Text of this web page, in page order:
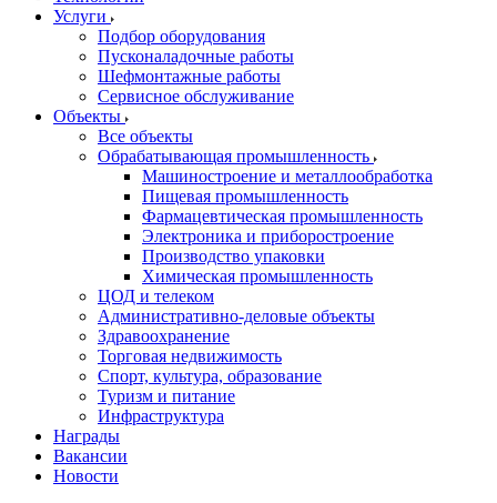
Услуги
Подбор оборудования
Пусконаладочные работы
Шефмонтажные работы
Сервисное обслуживание
Объекты
Все объекты
Обрабатывающая промышленность
Машиностроение и металлообработка
Пищевая промышленность
Фармацевтическая промышленность
Электроника и приборостроение
Производство упаковки
Химическая промышленность
ЦОД и телеком
Административно-деловые объекты
Здравоохранение
Торговая недвижимость
Спорт, культура, образование
Туризм и питание
Инфраструктура
Награды
Вакансии
Новости